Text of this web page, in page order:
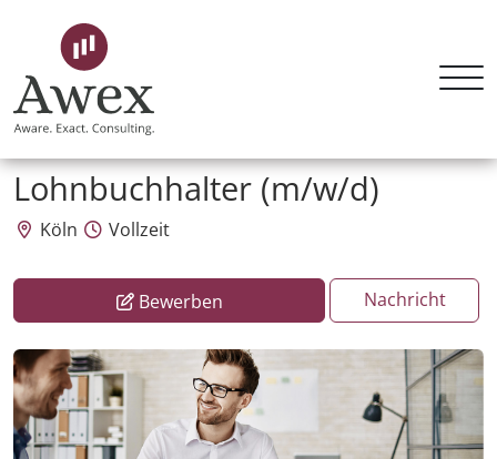
Lohnbuchhalter (m/w/d)
Köln Vollzeit
Bewerben Nachricht